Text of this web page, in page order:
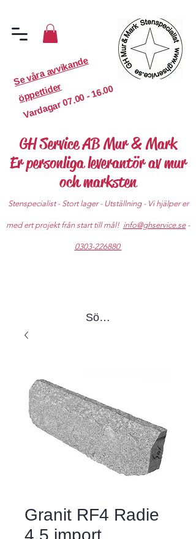
S
e
v
år
a
a
v
vi
k
a
n
d
e
ö
p
p
etti
d
er
Vardagar
07.00 - 16.00
GH Service AB Mur & Mark
Er personliga leverantör av mur
och marksten
Stenspecialist - Stort lager - Utställning - Vi hjälper er
med ert projekt från start till mål! info@ghservice.se-
0303-226880
Sök produkter
Granit RF4 Radie
4.5 import